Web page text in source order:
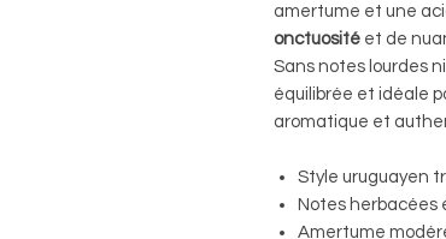
amertume et une
onctuosité et de
Sans notes lourdes
équilibrée et idéale
aromatique et
Style uruguayen
Notes herbacées
Amertume